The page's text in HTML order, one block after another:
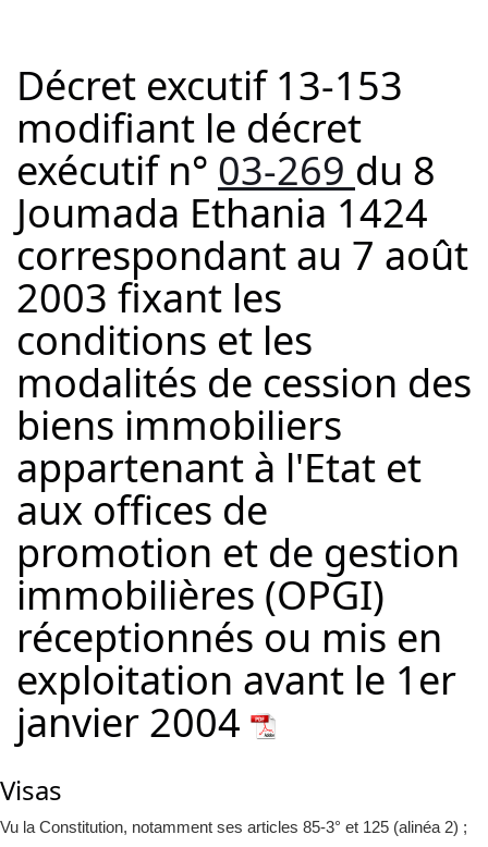
Décret excutif 13-153
modifiant le décret
exécutif n° 03-269 du 8
Joumada Ethania 1424
correspondant au 7 août
2003 fixant les
conditions et les
modalités de cession des
biens immobiliers
appartenant à l'Etat et
aux offices de
promotion et de gestion
immobilières (OPGI)
réceptionnés ou mis en
exploitation avant le 1er
janvier 2004
Visas
Vu la Constitution, notamment ses articles 85-3° et 125 (alinéa 2) ;